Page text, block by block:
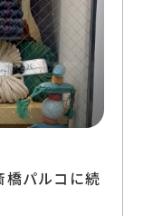
パルコに続